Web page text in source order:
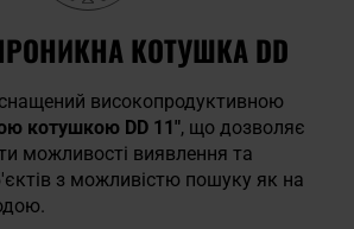
КОТУШКА DD
високопродуктивною
котушкою DD 11", що дозволяє
можливості виявлення та
з можливістю пошуку як на